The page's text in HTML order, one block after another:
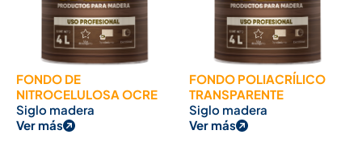
FONDO DE
NITROCELULOSA OCRE
Siglo madera
Ver más
FONDO POLIACRÍLICO
TRANSPARENTE
Siglo madera
Ver más